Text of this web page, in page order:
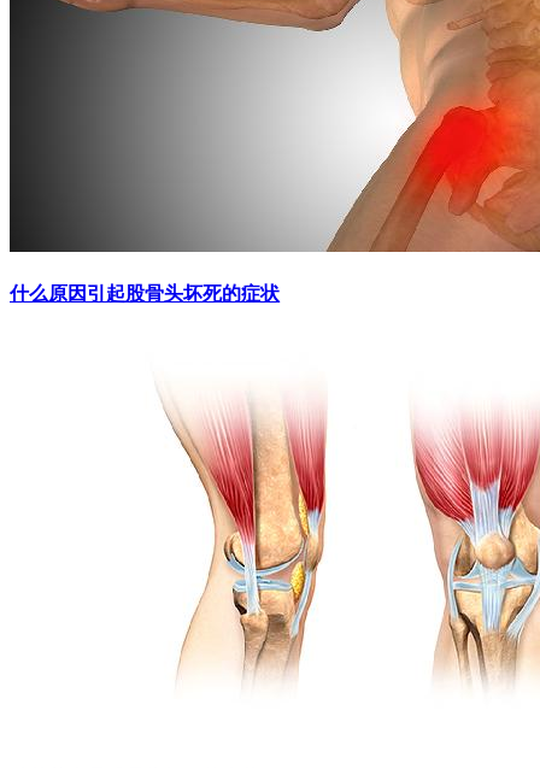
什么原因引起股骨头坏死的症状